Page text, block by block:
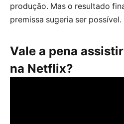
produção. Mas o resultado
premissa sugeria ser possível.
Vale a pena
na Netflix?